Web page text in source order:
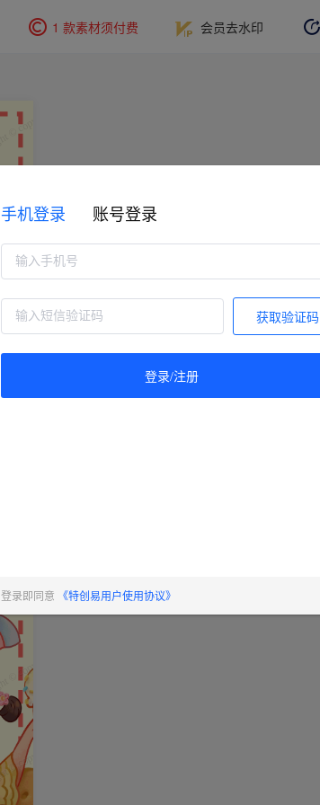
1 款素材须付费 会员去水印
手机登录 账号登录
获取验证码
登录/注册
登录即同意 《特创易用户使用协议》